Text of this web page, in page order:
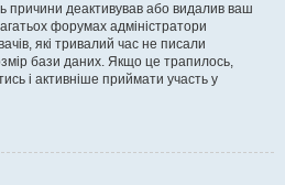
причини деактивував або видалив ваш
форумах адміністратори
які тривалий час не писали
бази даних. Якщо це трапилось,
і активніше приймати участь у